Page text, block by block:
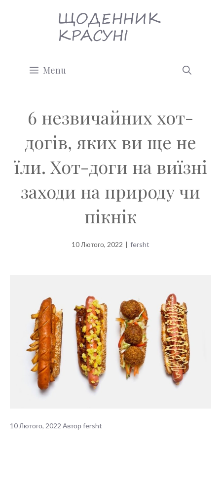
Menu
6 незвичайних хот-
догів, яких ви ще не
їли. Хот-доги на виїзні
заходи на природу чи
пікнік
10 Лютого, 2022 | fersht
10 Лютого, 2022 Авторfersht